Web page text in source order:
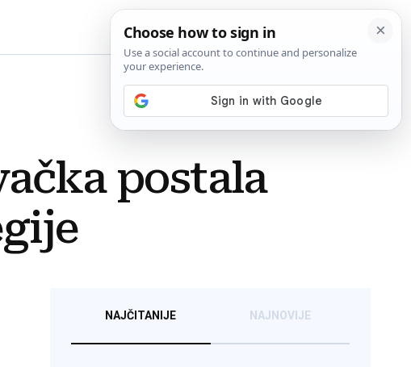
postala
NAJČITANIJE NAJNOVIJE